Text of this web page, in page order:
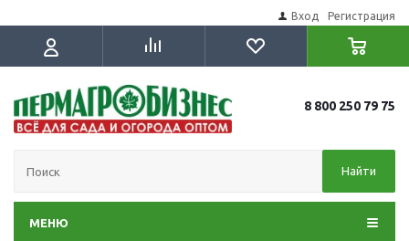
Вход Регистрация
8 800 250 79 75
Найти
МЕНЮ